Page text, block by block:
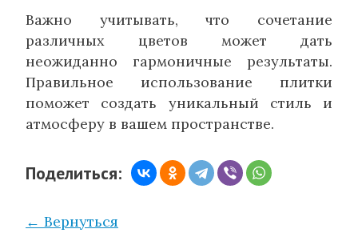
Важно учитывать, что сочетание
различных цветов может дать
неожиданно гармоничные результаты.
Правильное использование плитки
поможет создать уникальный стиль и
атмосферу в вашем пространстве.
Поделиться:
← Вернуться